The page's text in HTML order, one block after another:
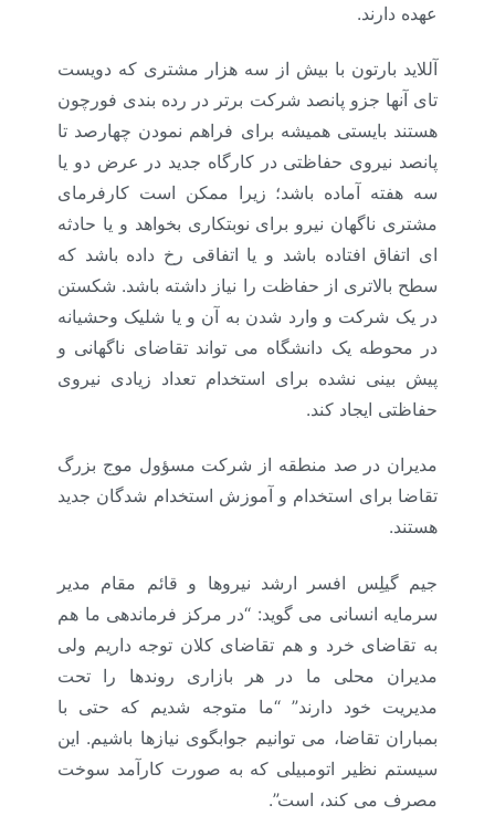
عهده دارند.
آللاید بارتون با بیش از سه هزار مشتری که دویست
تای آنها جزو پانصد شرکت برتر در رده بندی فورچون
هستند بایستی همیشه برای فراهم نمودن چهارصد تا
پانصد نیروی حفاظتی در کارگاه جدید در عرض دو یا
سه هفته آماده باشد؛ زیرا ممکن است کارفرمای
مشتری ناگهان نیرو برای نوبتکاری بخواهد و یا حادثه
ای اتفاق افتاده باشد و یا اتفاقی رخ داده باشد که
سطح بالاتری از حفاظت را نیاز داشته باشد. شکستن
در یک شرکت و وارد شدن به آن و یا شلیک وحشیانه
در محوطه یک دانشگاه می تواند تقاضای ناگهانی و
پیش بینی نشده برای استخدام تعداد زیادی نیروی
حفاظتی ایجاد کند.
مدیران در صد منطقه از شرکت مسؤول موج بزرگ
تقاضا برای استخدام و آموزش استخدام شدگان جدید
هستند.
جیم گیلِس افسر ارشد نیروها و قائم مقام مدیر
سرمایه انسانی می گوید: “در مرکز فرماندهی ما هم
به تقاضای خرد و هم تقاضای کلان توجه داریم ولی
مدیران محلی ما در هر بازاری روندها را تحت
مدیریت خود دارند” “ما متوجه شدیم که حتی با
بمباران تقاضا، می توانیم جوابگوی نیازها باشیم. این
سیستم نظیر اتومبیلی که به صورت کارآمد سوخت
مصرف می کند، است”.